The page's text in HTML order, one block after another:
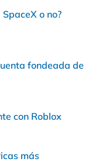
o no?
fondeada de
con Roblox
más